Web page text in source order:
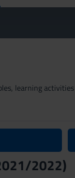
learning
2022)